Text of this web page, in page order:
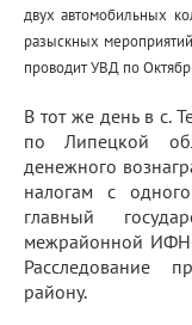
двух автомобильных
разыскных
проводит УВД по
В тот же день в с.
по Липецкой
денежного
налогам с
главный
межрайонной
Расследование
району.